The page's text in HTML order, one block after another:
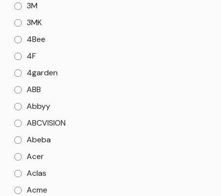
3M
3MK
4Bee
4F
4garden
ABB
Abbyy
ABCVISION
Abeba
Acer
Aclas
Acme